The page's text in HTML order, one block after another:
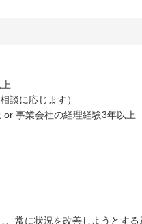
談に応じます）
事業会社の経理経験3年以上
、常に状況を改善しようとす